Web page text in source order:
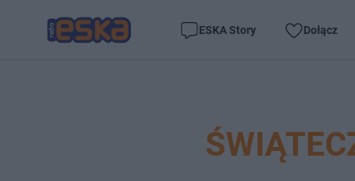
ESKA Story Dołącz